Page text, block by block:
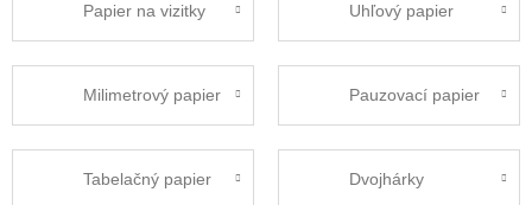
Papier na vizitky Uhľový papier
Milimetrový papier Pauzovací papier
Tabelačný papier Dvojhárky